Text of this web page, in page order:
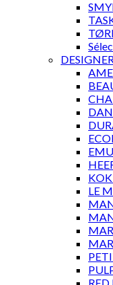
EMU
LE